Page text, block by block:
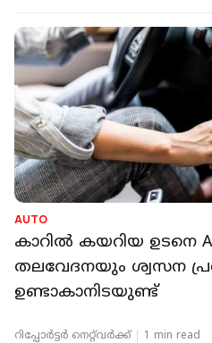
AUTO
കാറില്‍ കയറിയ ഉടനെ
തലവേദനയും ശ്വസന
ഉണ്ടാകാനിടയുണ്ട്
റിപ്പോർട്ടർ നെറ്റ്‌വര്‍ക്ക്‌ 1 min read